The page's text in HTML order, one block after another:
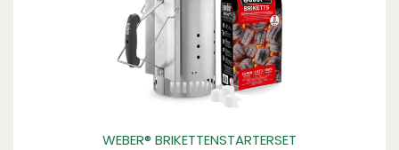
WEBER® BRIKETTENSTARTERSET